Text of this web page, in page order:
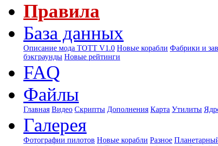
Правила
База данных
Описание мода ТОТТ V1.0 Новые корабли Фабрики и
бэкграунды Новые рейтинги
FAQ
Файлы
Главная Видео Скрипты Дополнения Карта Утилиты
Галерея
Фотографии пилотов Новые корабли Разное